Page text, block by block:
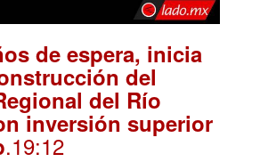
de espera, inicia
del
del Río
inversión superior
.19:12